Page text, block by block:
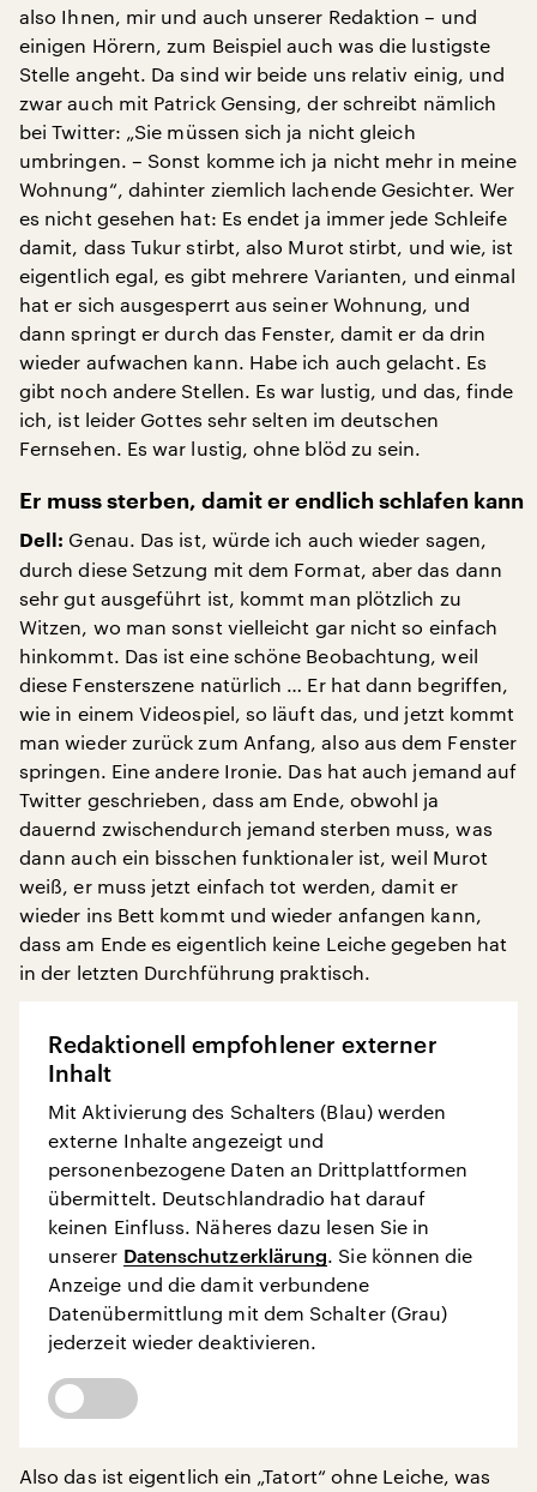
also Ihnen, mir und auch unserer Redaktion – und
einigen Hörern, zum Beispiel auch was die lustigste
Stelle angeht. Da sind wir beide uns relativ einig, und
zwar auch mit Patrick Gensing, der schreibt nämlich
bei Twitter: „Sie müssen sich ja nicht gleich
umbringen. – Sonst komme ich ja nicht mehr in meine
Wohnung“, dahinter ziemlich lachende Gesichter. Wer
es nicht gesehen hat: Es endet ja immer jede Schleife
damit, dass Tukur stirbt, also Murot stirbt, und wie, ist
eigentlich egal, es gibt mehrere Varianten, und einmal
hat er sich ausgesperrt aus seiner Wohnung, und
dann springt er durch das Fenster, damit er da drin
wieder aufwachen kann. Habe ich auch gelacht. Es
gibt noch andere Stellen. Es war lustig, und das, finde
ich, ist leider Gottes sehr selten im deutschen
Fernsehen. Es war lustig, ohne blöd zu sein.
Er muss sterben, damit er endlich schlafen kann
Dell: Genau. Das ist, würde ich auch wieder sagen,
durch diese Setzung mit dem Format, aber das dann
sehr gut ausgeführt ist, kommt man plötzlich zu
Witzen, wo man sonst vielleicht gar nicht so einfach
hinkommt. Das ist eine schöne Beobachtung, weil
diese Fensterszene natürlich … Er hat dann begriffen,
wie in einem Videospiel, so läuft das, und jetzt kommt
man wieder zurück zum Anfang, also aus dem Fenster
springen. Eine andere Ironie. Das hat auch jemand auf
Twitter geschrieben, dass am Ende, obwohl ja
dauernd zwischendurch jemand sterben muss, was
dann auch ein bisschen funktionaler ist, weil Murot
weiß, er muss jetzt einfach tot werden, damit er
wieder ins Bett kommt und wieder anfangen kann,
dass am Ende es eigentlich keine Leiche gegeben hat
in der letzten Durchführung praktisch.
Redaktionell empfohlener externer
Inhalt
Mit Aktivierung des Schalters (Blau) werden
externe Inhalte angezeigt und
personenbezogene Daten an Drittplattformen
übermittelt. Deutschlandradio hat darauf
keinen Einfluss. Näheres dazu lesen Sie in
unserer Datenschutzerklärung. Sie können die
Anzeige und die damit verbundene
Datenübermittlung mit dem Schalter (Grau)
jederzeit wieder deaktivieren.
Also das ist eigentlich ein „Tatort“ ohne Leiche, was